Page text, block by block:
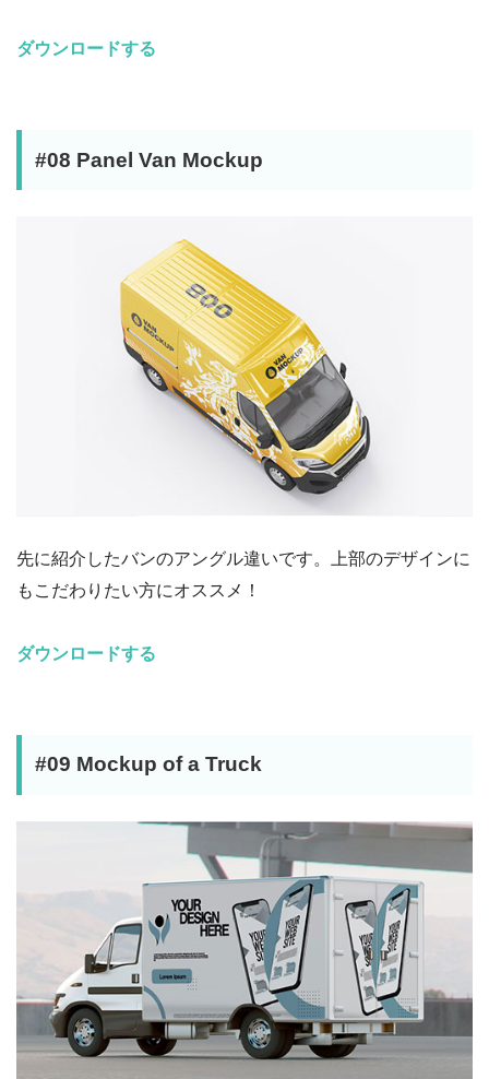
ダウンロードする
#08 Panel Van Mockup
先に紹介したバンのアングル違いです。上部のデザインに
もこだわりたい方にオススメ！
ダウンロードする
#09 Mockup of a Truck